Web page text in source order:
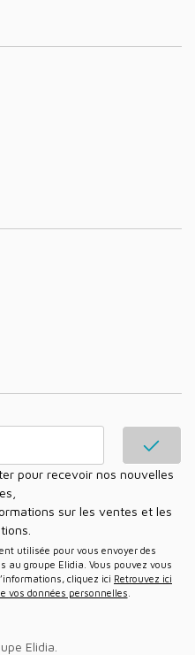
sur les ventes et les
groupe Elidia. Vous pouvez vous
cliquez ici Retrouvez ici
vos données personnelles
Elidia